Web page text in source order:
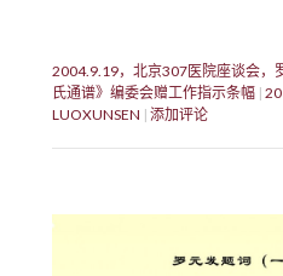
2004.9.19，北京307医院座谈会，
氏通谱》编委会赠工作指示条幅
LUOXUNSEN 添加评论